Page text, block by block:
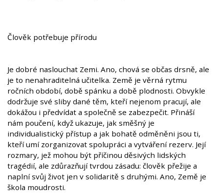
Člověk potřebuje přírodu
Je dobré naslouchat Zemi. Ano, chová se občas drsně, ale
je to nenahraditelná učitelka. Země je věrná rytmu
ročních období, době spánku a době plodnosti. Obvykle
dodržuje své sliby dané těm, kteří nejenom pracují, ale
dokážou i předvídat a společně se zabezpečit. Přináší
nám poučení, když ukazuje, jak směšný je
individualistický přístup a jak bohatě odměněni jsou ti,
kteří umí zorganizovat spolupráci a vytváření rezerv. Její
rozmary, jež mohou být příčinou děsivých lidských
tragédií, ale zdůrazňují tvrdou zásadu: člověk přežije a
naplní svůj život jen v solidaritě s druhými. Ano, Země je
škola moudrosti.